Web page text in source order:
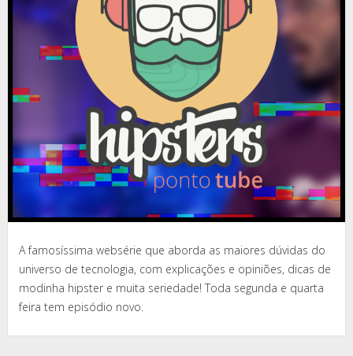
A famosíssima websérie que aborda as maiores dúvidas do
universo de tecnologia, com explicações e opiniões, dicas de
modinha hipster e muita seriedade! Toda segunda e quarta
feira tem episódio novo.